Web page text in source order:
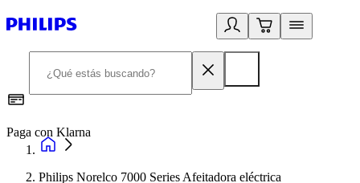
Paga con Klarna
Philips Norelco 7000 Series Afeitadora eléctrica